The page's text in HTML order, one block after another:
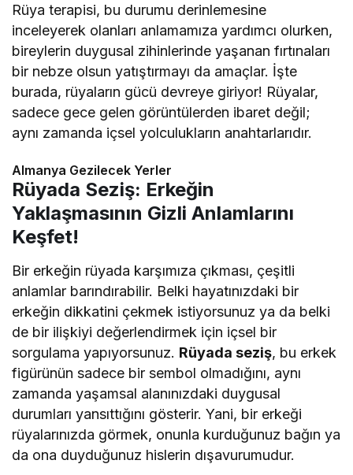
Rüya terapisi, bu durumu derinlemesine
inceleyerek olanları anlamamıza yardımcı olurken,
bireylerin duygusal zihinlerinde yaşanan fırtınaları
bir nebze olsun yatıştırmayı da amaçlar. İşte
burada, rüyaların gücü devreye giriyor! Rüyalar,
sadece gece gelen görüntülerden ibaret değil;
aynı zamanda içsel yolculukların anahtarlarıdır.
Almanya Gezilecek Yerler
Rüyada Seziş: Erkeğin
Yaklaşmasının Gizli Anlamlarını
Keşfet!
Bir erkeğin rüyada karşımıza çıkması, çeşitli
anlamlar barındırabilir. Belki hayatınızdaki bir
erkeğin dikkatini çekmek istiyorsunuz ya da belki
de bir ilişkiyi değerlendirmek için içsel bir
sorgulama yapıyorsunuz. Rüyada seziş, bu erkek
figürünün sadece bir sembol olmadığını, aynı
zamanda yaşamsal alanınızdaki duygusal
durumları yansıttığını gösterir. Yani, bir erkeği
rüyalarınızda görmek, onunla kurduğunuz bağın ya
da ona duyduğunuz hislerin dışavurumudur.